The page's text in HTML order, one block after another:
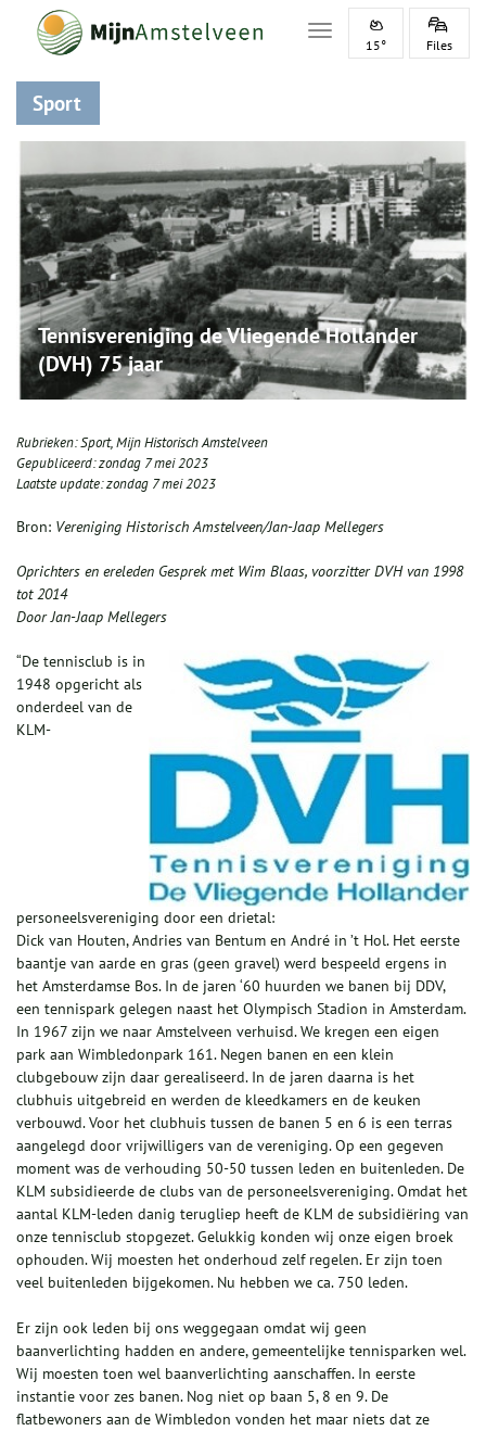
Toggle navigation
15° Files
Sport
Tennisvereniging de Vliegende Hollander
(DVH) 75 jaar
Rubrieken:Sport,Mijn Historisch Amstelveen
Gepubliceerd:zondag 7 mei 2023
Laatste update:zondag 7 mei 2023
Bron: Vereniging Historisch Amstelveen/Jan-Jaap Mellegers
Oprichters en ereleden Gesprek met Wim Blaas, voorzitter DVH van 1998
tot 2014
Door Jan-Jaap Mellegers
“De tennisclub is in
1948 opgericht als
onderdeel van de
KLM-
personeelsvereniging door een drietal:
Dick van Houten, Andries van Bentum en André in ’t Hol. Het eerste
baantje van aarde en gras (geen gravel) werd bespeeld ergens in
het Amsterdamse Bos. In de jaren ‘60 huurden we banen bij DDV,
een tennispark gelegen naast het Olympisch Stadion in Amsterdam.
In 1967 zijn we naar Amstelveen verhuisd. We kregen een eigen
park aan Wimbledonpark 161. Negen banen en een klein
clubgebouw zijn daar gerealiseerd. In de jaren daarna is het
clubhuis uitgebreid en werden de kleedkamers en de keuken
verbouwd. Voor het clubhuis tussen de banen 5 en 6 is een terras
aangelegd door vrijwilligers van de vereniging. Op een gegeven
moment was de verhouding 50-50 tussen leden en buitenleden. De
KLM subsidieerde de clubs van de personeelsvereniging. Omdat het
aantal KLM-leden danig terugliep heeft de KLM de subsidiëring van
onze tennisclub stopgezet. Gelukkig konden wij onze eigen broek
ophouden. Wij moesten het onderhoud zelf regelen. Er zijn toen
veel buitenleden bijgekomen. Nu hebben we ca. 750 leden.
Er zijn ook leden bij ons weggegaan omdat wij geen
baanverlichting hadden en andere, gemeentelijke tennisparken wel.
Wij moesten toen wel baanverlichting aanschaffen. In eerste
instantie voor zes banen. Nog niet op baan 5, 8 en 9. De
flatbewoners aan de Wimbledon vonden het maar niets dat ze